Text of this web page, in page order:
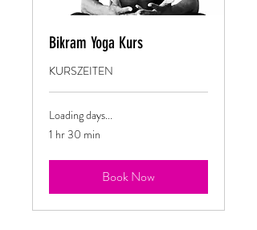
Bikram Yoga Kurs
KURSZEITEN
Loading days...
1 hr 30 min
Book Now